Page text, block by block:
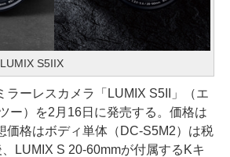
S5IIX
ラーレスカメラ「LUMIX S5II」（エ
ー）を2月16日に発売する。価格は
価格はボディ単体（DC-S5M2）は税
LUMIX S 20-60mmが付属するKキ